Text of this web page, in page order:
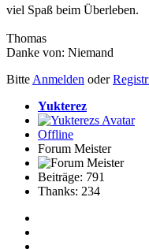
viel Spaß beim Überleben.
Thomas
Danke von: Niemand
Bitte Anmelden oder
Yukterez
Offline
Forum Meister
Beiträge: 791
Thanks: 234